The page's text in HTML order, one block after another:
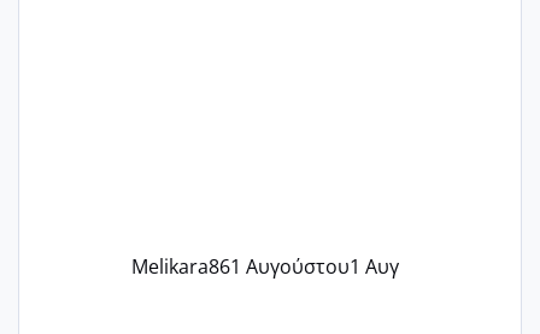
Melikara861 Αυγούστου1 Αυγ